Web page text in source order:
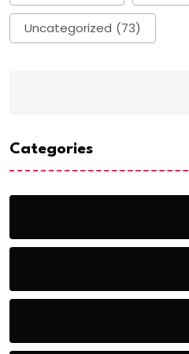
Uncategorized (73)
Categories